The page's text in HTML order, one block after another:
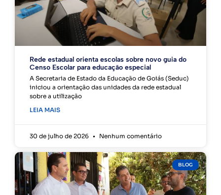
Rede estadual orienta escolas sobre novo guia do
Censo Escolar para educação especial
A Secretaria de Estado da Educação de Goiás (Seduc)
iniciou a orientação das unidades da rede estadual
sobre a utilização
LEIA MAIS
30 de julho de 2026 Nenhum comentário
BLOG